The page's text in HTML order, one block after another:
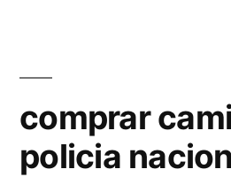
comprar
policia